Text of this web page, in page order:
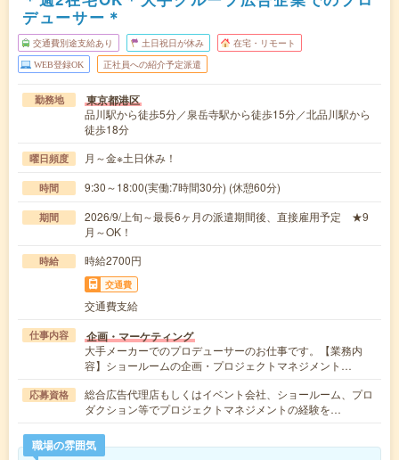
デューサー＊
交通費別途支給あり 土日祝日が休み 在宅・リモート
WEB登録OK 正社員への紹介予定派遣
勤務地 東京都港区
品川駅から徒歩5分／泉岳寺駅から徒歩15分／北品川駅から
徒歩18分
曜日頻度 月～金※土日休み！
時間 9:30～18:00(実働:7時間30分) (休憩60分)
期間
2026/9/上旬～最長6ヶ月の派遣期間後、直接雇用予定 ★9
月～OK！
時給 時給2700円
交通費
交通費支給
仕事内容 企画・マーケティング
大手メーカーでのプロデューサーのお仕事です。【業務内
容】ショールームの企画・プロジェクトマネジメント…
応募資格
総合広告代理店もしくはイベント会社、ショールーム、プロ
ダクション等でプロジェクトマネジメントの経験を…
職場の雰囲気